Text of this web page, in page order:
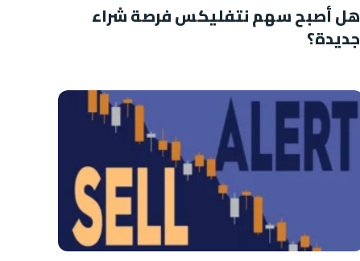
هل أصبح سهم نتفليكس فرصة شراء
جديدة؟